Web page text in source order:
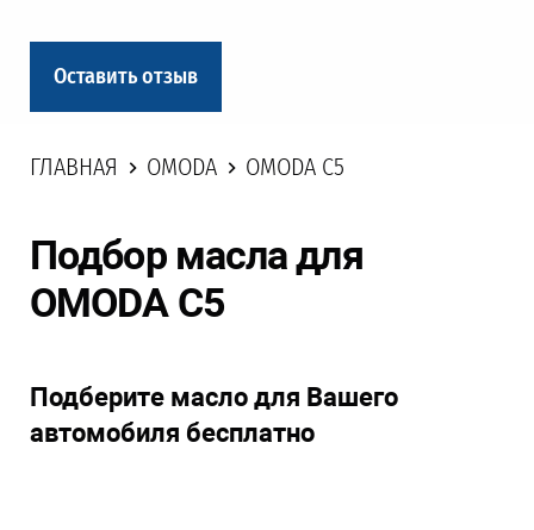
Оставить отзыв
ГЛАВНАЯ OMODA OMODA C5
Подбор масла для
OMODA C5
Подберите масло для Вашего
автомобиля бесплатно